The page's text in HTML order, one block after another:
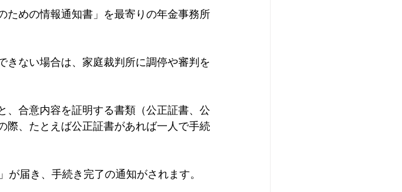
ための情報通知書」を最寄りの年金事務所
きない場合は、家庭裁判所に調停や審判を
、合意内容を証明する書類（公正証書、公
際、たとえば公正証書があれば一人で手続
届き、手続き完了の通知がされます。